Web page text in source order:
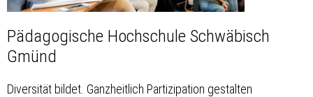
Pädagogische Hochschule Schwäbisch
Gmünd
Diversität bildet. Ganzheitlich Partizipation gestalten